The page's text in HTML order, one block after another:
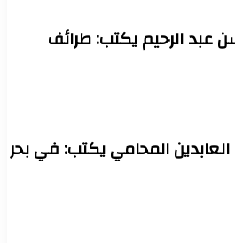
الرحيم يكتب: طرائف
المحامي يكتب: في بحر